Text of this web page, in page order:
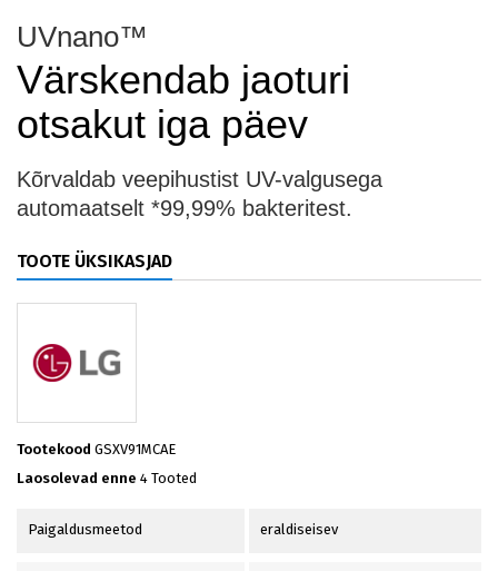
UVnano™
Värskendab jaoturi
otsakut iga päev
Kõrvaldab veepihustist UV-valgusega
automaatselt *99,99% bakteritest.
TOOTE ÜKSIKASJAD
Tootekood GSXV91MCAE
Laosolevad enne 4 Tooted
Paigaldusmeetod eraldiseisev